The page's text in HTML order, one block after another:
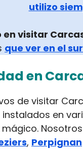
utilizo
visitar
que ver en el
en
de visitar
instalados en
, Perpignan